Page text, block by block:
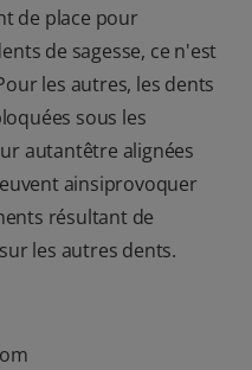
de place pour
de sagesse, ce n'est
les autres, les dents
sous les
autantêtre alignées
ainsiprovoquer
résultant de
les autres dents.